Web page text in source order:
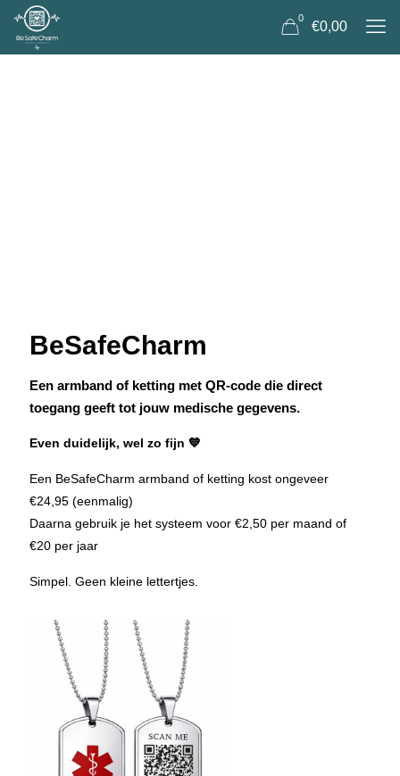
0
€0,00
BeSafeCharm
Een armband of ketting met QR-code die direct
toegang geeft tot jouw medische gegevens.
Even duidelijk, wel zo fijn 💙
Een BeSafeCharm armband of ketting kost ongeveer
€24,95 (eenmalig)
Daarna gebruik je het systeem voor €2,50 per maand of
€20 per jaar
Simpel. Geen kleine lettertjes.